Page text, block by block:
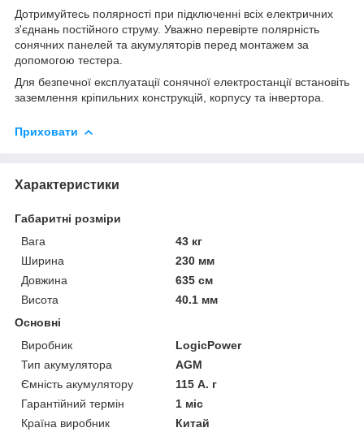
Дотримуйтесь полярності при підключенні всіх електричних
з'єднань постійного струму. Уважно перевірте полярність
сонячних панелей та акумуляторів перед монтажем за
допомогою тестера.
Для безпечної експлуатації сонячної електростанції встановіть
заземлення кріпильних конструкцій, корпусу та інвертора.
Приховати
Характеристики
Габаритні розміри
Вага
43 кг
Ширина
230 мм
Довжина
635 см
Висота
40.1 мм
Основні
Виробник
LogicPower
Тип акумулятора
AGM
Ємність акумулятору
115 А. г
Гарантійний термін
1 міс
Країна виробник
Китай